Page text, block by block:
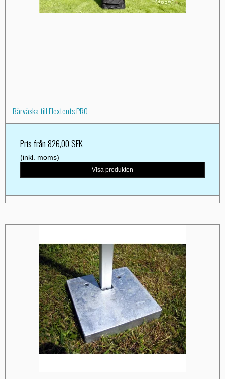
Bärväska till Flextents PRO
Pris från826,00 SEK
(inkl. moms)
Visa produkten